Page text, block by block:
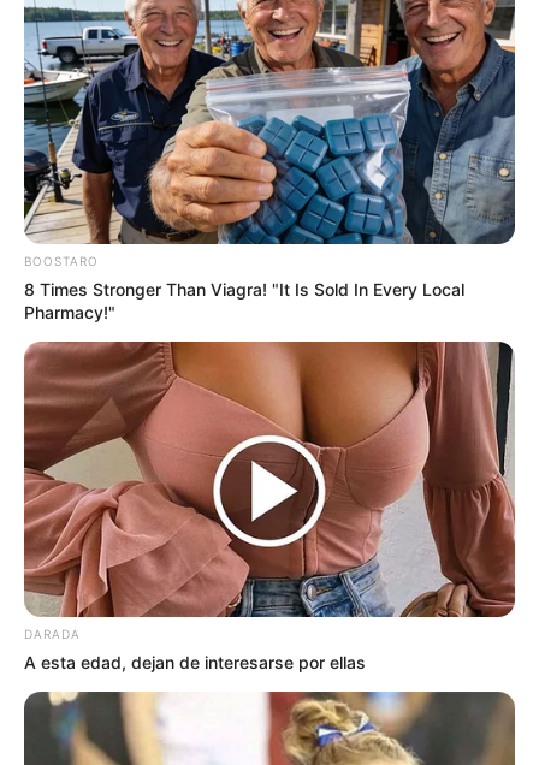
BOOSTARO
8 Times Stronger Than Viagra! "It Is Sold In Every Local
Pharmacy!"
DARADA
A esta edad, dejan de interesarse por ellas